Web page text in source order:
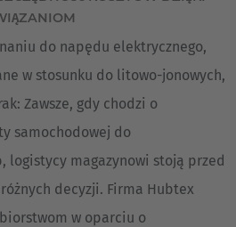
do napędu elektrycznego,
w stosunku do litowo-jonowych,
Zawsze, gdy chodzi o
samochodowej do
logistycy magazynowi stoją przed
decyzji. Firma Hubtex
w oparciu o